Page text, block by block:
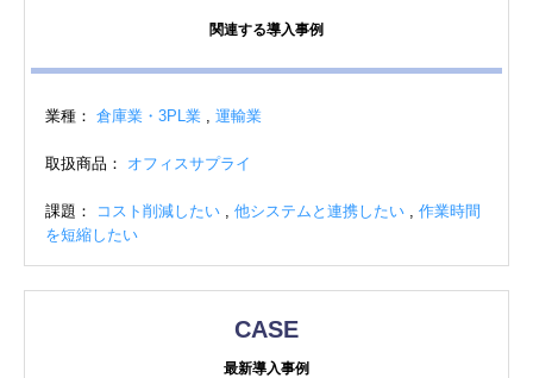
関連する導入事例
業種： 倉庫業・3PL業 , 運輸業
取扱商品： オフィスサプライ
課題： コスト削減したい , 他システムと連携したい , 作業時間
を短縮したい
CASE
最新導入事例